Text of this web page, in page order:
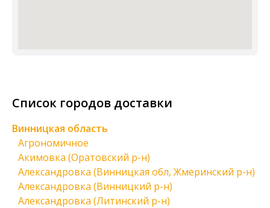
Список городов доставки
Винницкая область
Агрономичное
Акимовка (Оратовский р-н)
Александровка (Винницкая обл, Жмеринский р-н)
Александровка (Винницкий р-н)
Александровка (Литинский р-н)